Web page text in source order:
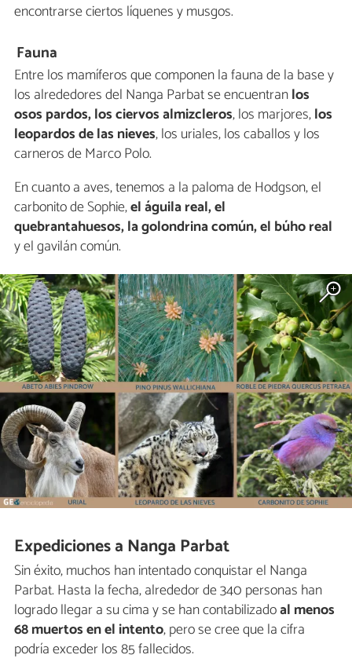
encontrarse ciertos líquenes y musgos.
Fauna
Entre los mamíferos que componen la fauna de la base y
los alrededores del Nanga Parbat se encuentranlos
osos pardos, los ciervos almizcleros, los marjores,los
leopardos de las nieves, los uriales, los caballos y los
carneros de Marco Polo.
En cuanto a aves, tenemos a la paloma de Hodgson, el
carbonito de Sophie,el águila real, el
quebrantahuesos, la golondrina común, el búho real
y el gavilán común.
Expediciones a Nanga Parbat
Sin éxito, muchos han intentado conquistar el Nanga
Parbat. Hasta la fecha, alrededor de 340 personas han
logrado llegar a su cima y se han contabilizadoal menos
68 muertos en el intento, pero se cree que la cifra
podría exceder los 85 fallecidos.